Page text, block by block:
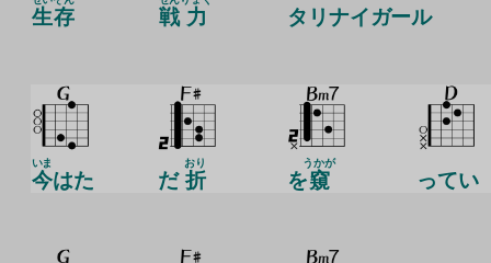
生存 戦 力 タリナイガール
今
いま
はた だ 折
おり
を窺
うかが
ってい